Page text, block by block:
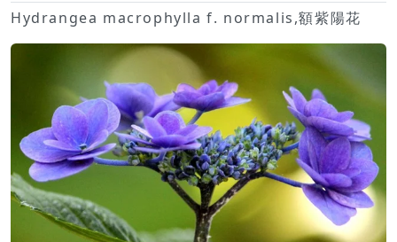
Hydrangea macrophylla f. normalis,額紫陽花